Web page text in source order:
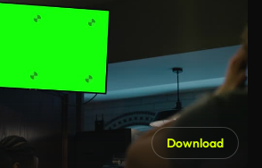
Download